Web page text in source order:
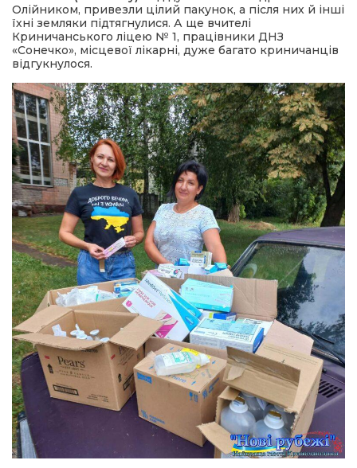
Олійником, привезли цілий пакунок, а після них й інші
їхні земляки підтягнулися. А ще вчителі
Криничанського ліцею № 1, працівники ДНЗ
«Сонечко», місцевої лікарні, дуже багато криничанців
відгукнулося.